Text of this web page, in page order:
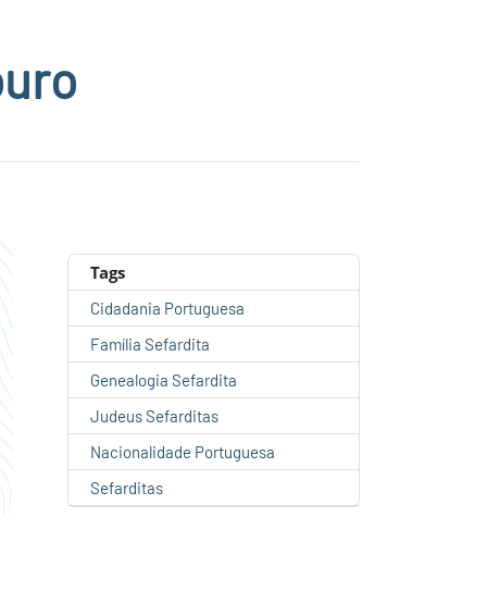
Tags
Cidadania Portuguesa
Família Sefardita
Genealogia Sefardita
Judeus Sefarditas
Nacionalidade Portuguesa
Sefarditas